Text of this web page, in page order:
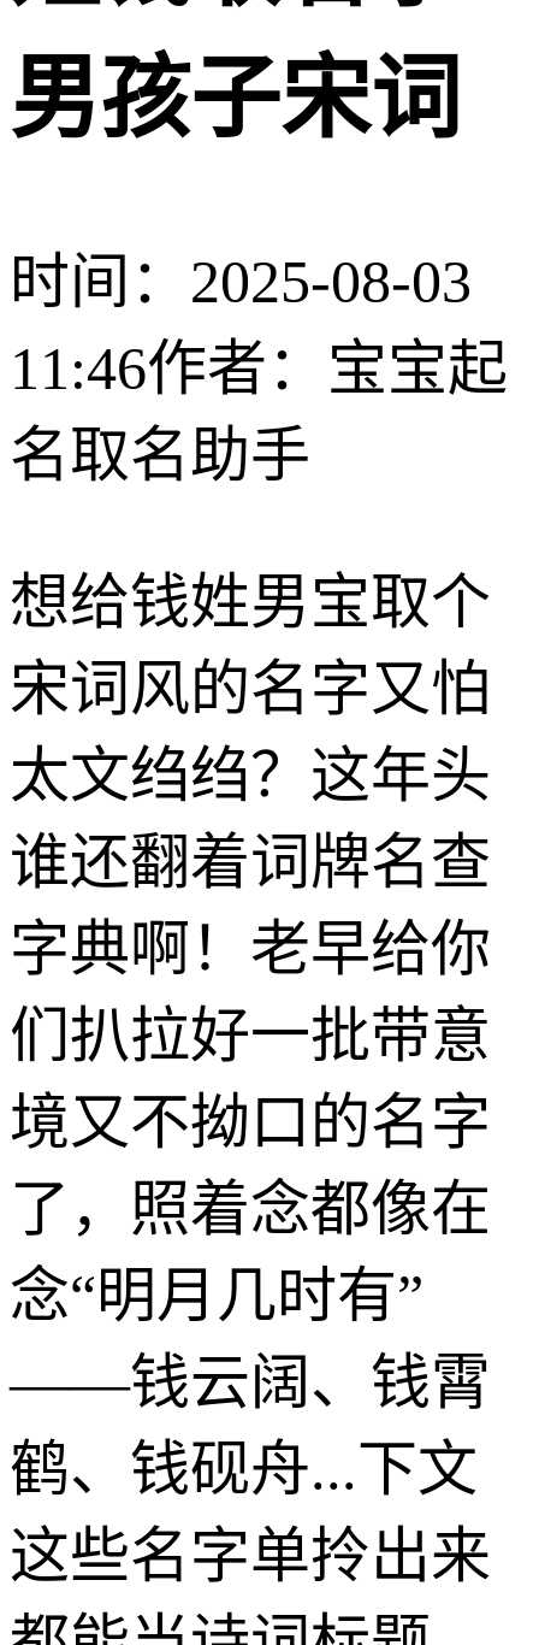
男孩子宋词
时间：2025-08-03
11:46作者：宝宝起
名取名助手
想给钱姓男宝取个
宋词风的名字又怕
太文绉绉？这年头
谁还翻着词牌名查
字典啊！老早给你
们扒拉好一批带意
境又不拗口的名字
了，照着念都像在
念“明月几时有”
——钱云阔、钱霄
鹤、钱砚舟...下文
这些名字单拎出来